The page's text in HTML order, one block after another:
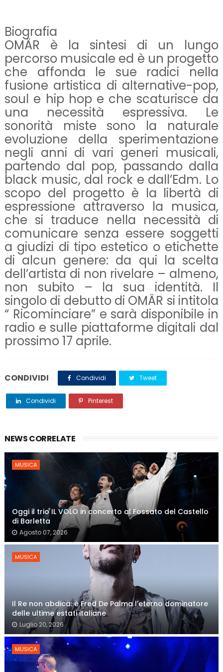
Biografia
OMÄR è la sintesi di un lungo
percorso musicale ed è un progetto
che affonda le sue radici nella
fusione artistica di alternative-pop,
soul e hip hop e che scaturisce da
una necessità espressiva. Le
sonorità miste sono la naturale
evoluzione della sperimentazione
negli anni di vari generi musicali,
partendo dal pop, passando dalla
black music, dal rock e dallʼEdm. Lo
scopo del progetto è la libertà di
espressione attraverso la musica,
che si traduce nella necessità di
comunicare senza essere soggetti
a giudizi di tipo estetico o etichette
di alcun genere: da qui la scelta
dell’artista di non rivelare – almeno,
non subito – la sua identità. Il
singolo di debutto di OMÄR si intitola
“ Ricominciare” e sarà disponibile in
radio e sulle piattaforme digitali dal
prossimo 17 aprile.
CONDIVIDI Condividi Tweet
Condividi Pinterest
NEWS CORRELATE
MUSICA
Oggi il trio IL VOLO in concerto al Fossato del Castello
di Barletta
Agosto 07, 2026
MUSICA
Il Re non abdica: è Fred De Palma l'eterno dominatore
delle ultime estati italiane
Luglio 20, 2026
MUSICA